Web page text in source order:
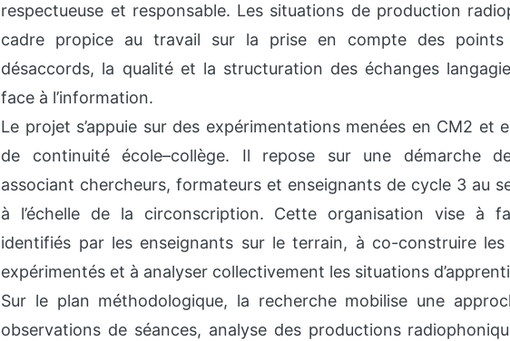
respectueuse et responsable. Les situations de production
cadre propice au travail sur la prise en compte des
désaccords, la qualité et la structuration des échanges
face à l’information.
Le projet s’appuie sur des expérimentations menées en CM2 et
de continuité école–collège. Il repose sur une démarche
associant chercheurs, formateurs et enseignants de cycle 3 au
à l’échelle de la circonscription. Cette organisation vise à
identifiés par les enseignants sur le terrain, à co-construire les
expérimentés et à analyser collectivement les situations
Sur le plan méthodologique, la recherche mobilise une
observations de séances, analyse des productions